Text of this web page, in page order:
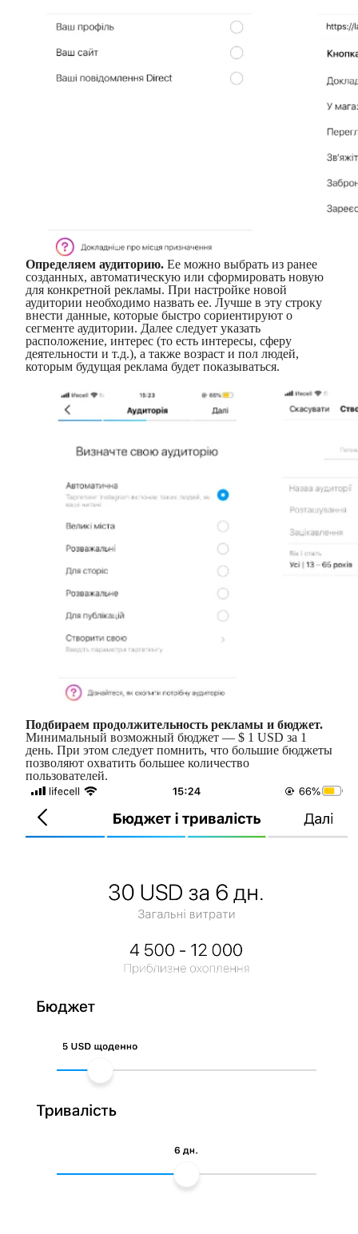
Определяем аудиторию. Ее можно выбрать из ранее
созданных, автоматическую или сформировать новую
для конкретной рекламы. При настройке новой
аудитории необходимо назвать ее. Лучше в эту строку
внести данные, которые быстро сориентируют о
сегменте аудитории. Далее следует указать
расположение, интерес (то есть интересы, сферу
деятельности и т.д.), а также возраст и пол людей,
которым будущая реклама будет показываться.
Подбираем продолжительность рекламы и бюджет.
Минимальный возможный бюджет — $ 1 USD за 1
день. При этом следует помнить, что большие бюджеты
позволяют охватить большее количество
пользователей.